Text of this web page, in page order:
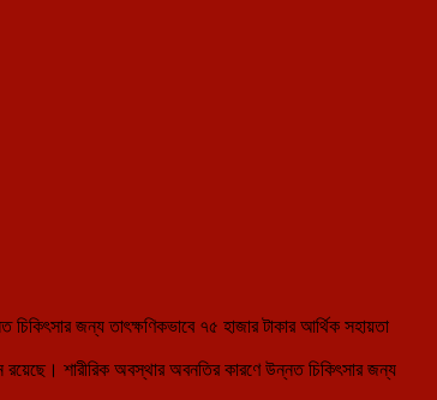
জন্য তাৎক্ষণিকভাবে ৭৫ হাজার টাকার আর্থিক সহায়তা
রয়েছে। শারীরিক অবস্থার অবনতির কারণে উন্নত চিকিৎসার জন্য